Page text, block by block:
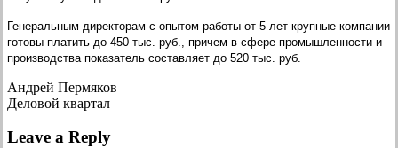
Генеральным директорам с опытом работы от 5 лет крупные компании
готовы платить до 450 тыс. руб., причем в сфере промышленности и
производства показатель составляет до 520 тыс. руб.
Андрей Пермяков
Деловой квартал
Leave a Reply